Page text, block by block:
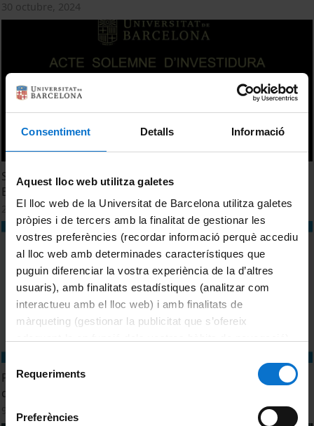
Consentiment Detalls Informació
Aquest lloc web utilitza galetes
El lloc web de la Universitat de Barcelona utilitza galetes
pròpies i de tercers amb la finalitat de gestionar les
vostres preferències (recordar informació perquè accediu
al lloc web amb determinades característiques que
puguin diferenciar la vostra experiència de la d’altres
usuaris), amb finalitats estadístiques (analitzar com
interactueu amb el lloc web) i amb finalitats de
màrqueting (gestionar la publicitat que s’ofereix
consultar laPolítica de galetes del lloc web de la
de
consentiment
Requeriments
Preferències
30 octubre, 2024
Sessió d'investidura del Grau de Doctor Honoris Causa a
Belinda E. Medlyn
29 octubre, 2024
Premi Ramon Margalef d'ecologia. Edició 2024. Sessió 9
d'octubre
9 octubre, 2024